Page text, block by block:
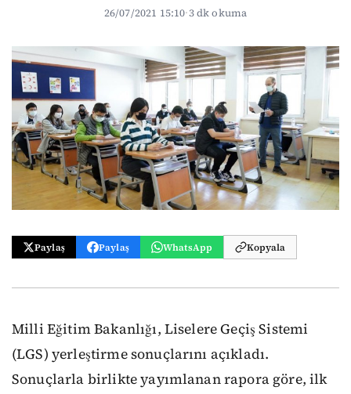
26/07/2021 15:10·3 dk okuma
Paylaş Paylaş WhatsApp Kopyala
Milli Eğitim Bakanlığı, Liselere Geçiş Sistemi
(LGS) yerleştirme sonuçlarını açıkladı.
Sonuçlarla birlikte yayımlanan rapora göre, ilk